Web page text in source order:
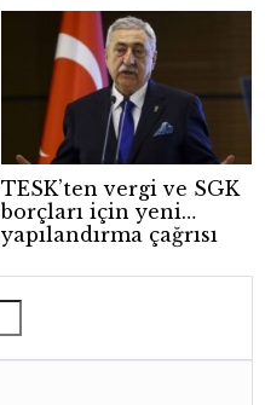
TESK’ten vergi ve SGK
borçları için yeni
yapılandırma çağrısı